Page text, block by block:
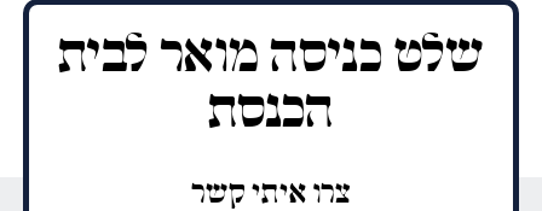
שלט כניסה מואר לבית
הכנסת
צרו איתי קשר